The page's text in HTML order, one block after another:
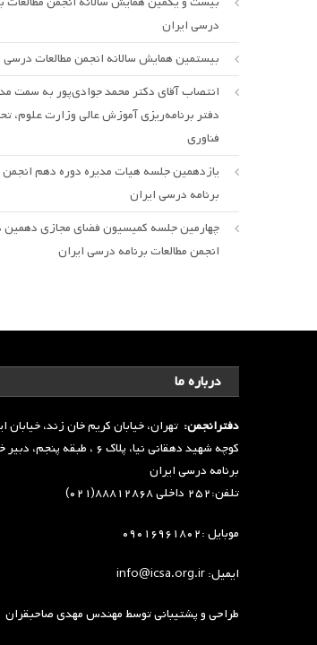
درسی ایران
بیستمین همایش سالانه انجمن مطالعات درسی
انتصاب آقای دکتر محمد جوادی‌پور به سمت
دفتر برنامه‌ریزی آموزش عالی وزارت علوم،
فناوری
یازدهمین جلسه هیات مدیره دوره دهم انجمن
برنامه درسی ایران
چهارمین جلسه کمیسیون فضای مجازی دهمین
انجمن مطالعات برنامه درسی ایران
درباره ما
دفترانجمن: تهران، خیابان کریم خان زند، خیابان
کوچه شهید دهقانی نیا، پلاک ۶ ،
برنامه درسی ایران
تلفن:۲۵۲ داخلی ۸۸۸۱۲۸۶۸(۰۲۱)
موبایل :۰۹۰۱۶۹۶۱۸۰۲
ایمیل: info@icsa.org.ir
طراحی و پشتیبانی توسطمهندس مهدی صاحبقران